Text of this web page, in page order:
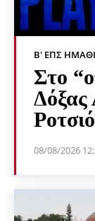
Β' ΕΠΣ
Στο
Δόξας
08/08/2026